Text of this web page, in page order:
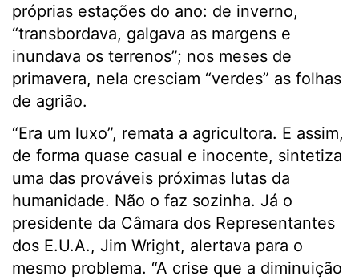
próprias estações do ano: de inverno,
“transbordava, galgava as margens e
inundava os terrenos”; nos meses de
primavera, nela cresciam “verdes” as folhas
de agrião.
“Era um luxo”, remata a agricultora. E assim,
de forma quase casual e inocente, sintetiza
uma das prováveis próximas lutas da
humanidade. Não o faz sozinha. Já o
presidente da Câmara dos Representantes
dos E.U.A., Jim Wright, alertava para o
mesmo problema. “A crise que a diminuição